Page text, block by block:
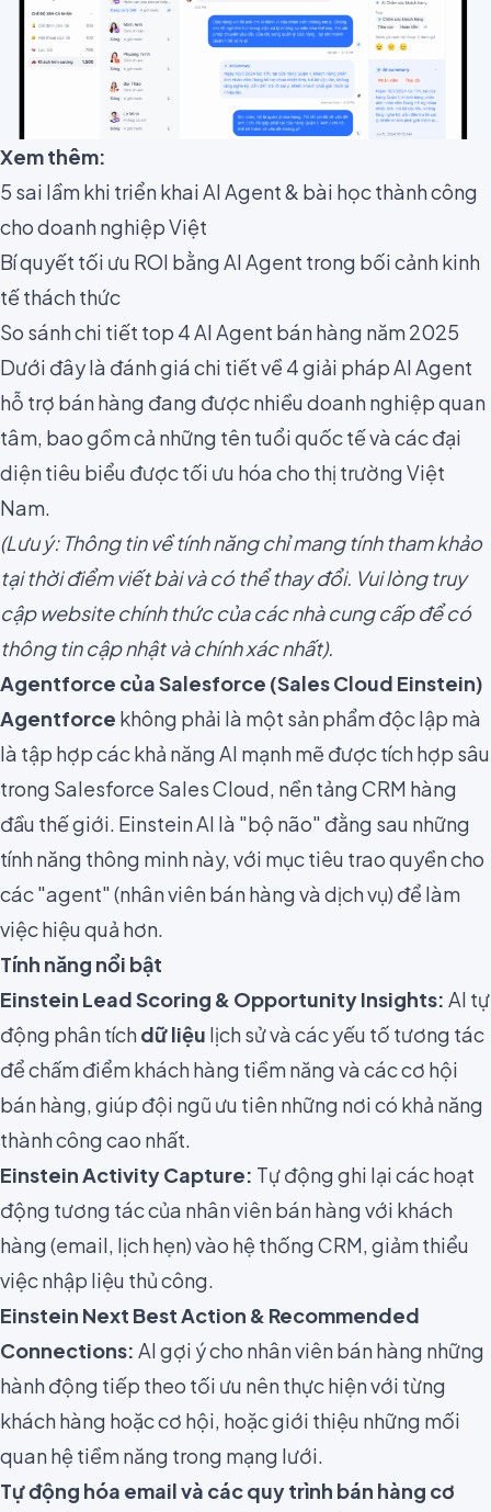
Xem thêm:
5 sai lầm khi triển khai AI Agent & bài học thành công
cho doanh nghiệp Việt
Bí quyết tối ưu ROI bằng AI Agent trong bối cảnh kinh
tế thách thức
So sánh chi tiết top 4 AI Agent bán hàng năm 2025
Dưới đây là đánh giá chi tiết về 4 giải pháp AI Agent
hỗ trợ bán hàng đang được nhiều doanh nghiệp quan
tâm, bao gồm cả những tên tuổi quốc tế và các đại
diện tiêu biểu được tối ưu hóa cho thị trường Việt
Nam.
(Lưu ý: Thông tin về tính năng chỉ mang tính tham khảo
tại thời điểm viết bài và có thể thay đổi. Vui lòng truy
cập website chính thức của các nhà cung cấp để có
thông tin cập nhật và chính xác nhất).
Agentforce của Salesforce (Sales Cloud Einstein)
Agentforce không phải là một sản phẩm độc lập mà
là tập hợp các khả năng AI mạnh mẽ được tích hợp sâu
trong Salesforce Sales Cloud, nền tảng CRM hàng
đầu thế giới. Einstein AI là "bộ não" đằng sau những
tính năng thông minh này, với mục tiêu trao quyền cho
các "agent" (nhân viên bán hàng và dịch vụ) để làm
việc hiệu quả hơn.
Tính năng nổi bật
Einstein Lead Scoring & Opportunity Insights: AI tự
động phân tíchdữ liệu lịch sử và các yếu tố tương tác
để chấm điểm khách hàng tiềm năng và các cơ hội
bán hàng, giúp đội ngũ ưu tiên những nơi có khả năng
thành công cao nhất.
Einstein Activity Capture: Tự động ghi lại các hoạt
động tương tác của nhân viên bán hàng với khách
hàng (email, lịch hẹn) vào hệ thống CRM, giảm thiểu
việc nhập liệu thủ công.
Einstein Next Best Action & Recommended
Connections: AI gợi ý cho nhân viên bán hàng những
hành động tiếp theo tối ưu nên thực hiện với từng
khách hàng hoặc cơ hội, hoặc giới thiệu những mối
quan hệ tiềm năng trong mạng lưới.
Tự động hóa email và các quy trình bán hàng cơ